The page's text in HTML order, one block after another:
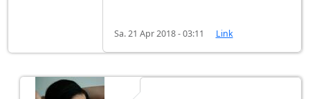
Sa. 21 Apr 2018 - 03:11 Link